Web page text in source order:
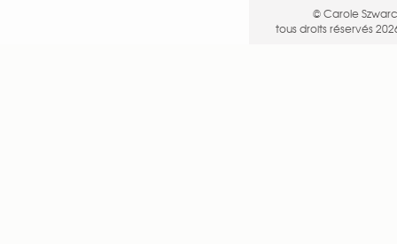
© Carole
tous droits réservés